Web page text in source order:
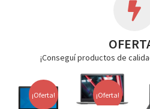
¡Conseguí productos de
¡Oferta! ¡Oferta!